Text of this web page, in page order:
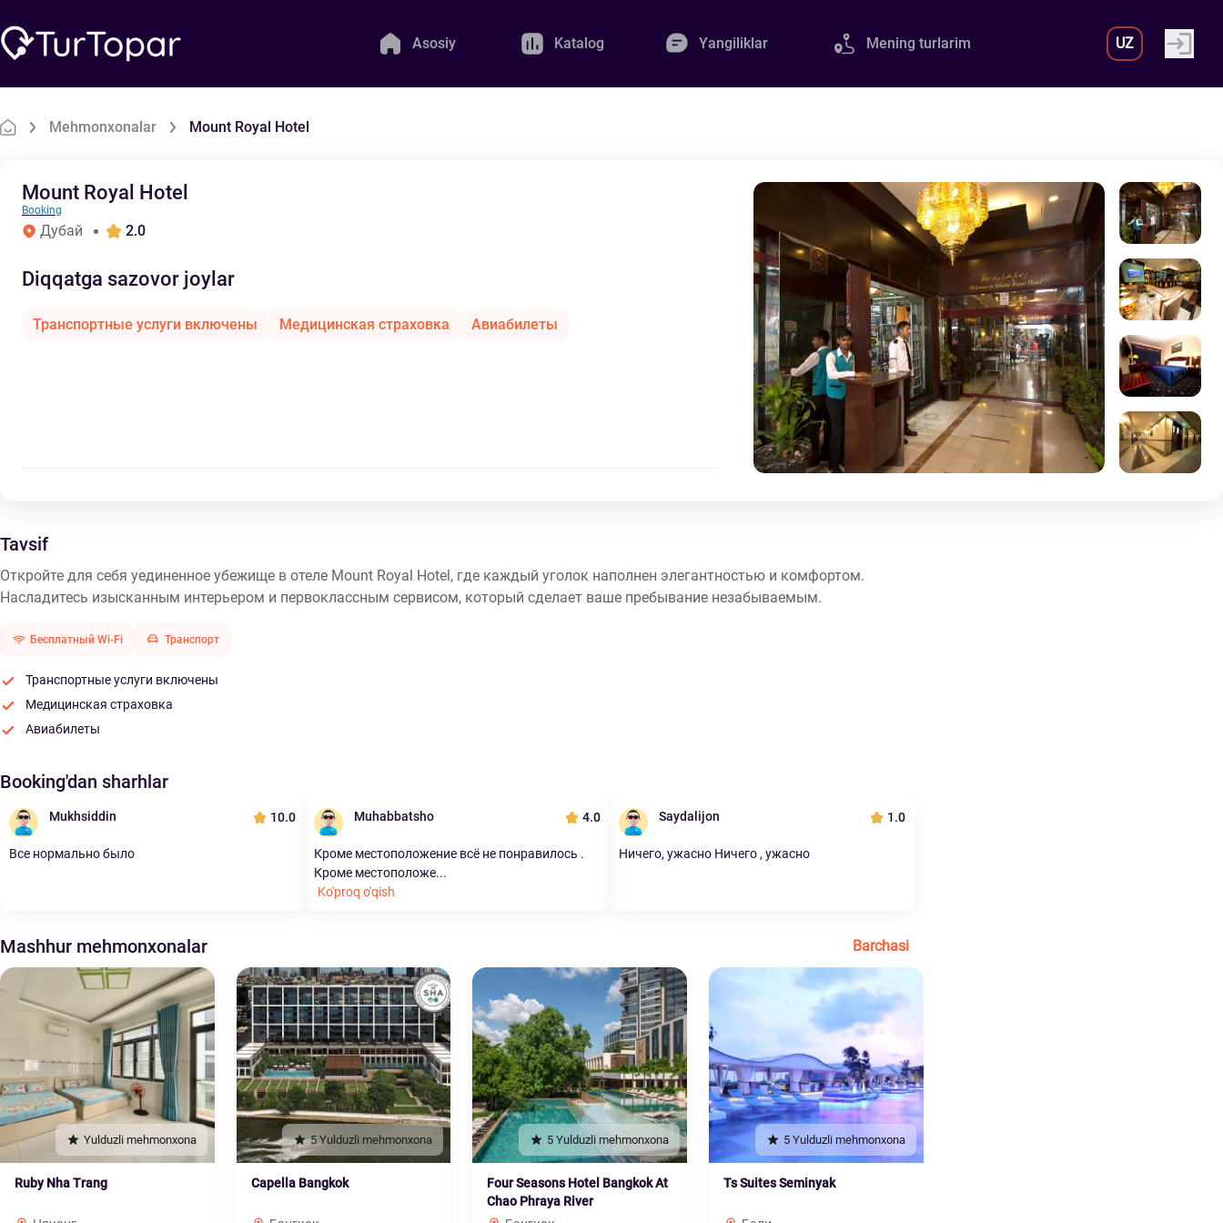
Asosiy Katalog Yangiliklar Mening turlarim UZ
Mehmonxonalar Mount Royal Hotel
Mount Royal Hotel
Booking
Дубай 2.0
Diqqatga sazovor joylar
Транспортные услуги включены Медицинская страховка Авиабилеты
Tavsif
Откройте для себя уединенное убежище в отеле Mount Royal Hotel, где каждый уголок наполнен элегантностью и комфортом.
Насладитесь изысканным интерьером и первоклассным сервисом, который сделает ваше пребывание незабываемым.
Бесплатный Wi-Fi Транспорт
Транспортные услуги включены
Медицинская страховка
Авиабилеты
Booking'dan sharhlar
Mukhsiddin 10.0
Все нормально было
Muhabbatsho 4.0
Кроме местоположение всё не понравилось .
Кроме местоположе...
Ko'proq o'qish
Saydalijon 1.0
Ничего, ужасно Ничего , ужасно
Mashhur mehmonxonalar Barchasi
Yulduzli mehmonxona
Ruby Nha Trang
5 Yulduzli mehmonxona
Capella Bangkok
5 Yulduzli mehmonxona
Four Seasons Hotel Bangkok At
Chao Phraya River
5 Yulduzli mehmonxona
Ts Suites Seminyak